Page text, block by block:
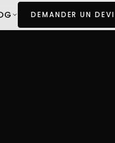
DEMANDER UN